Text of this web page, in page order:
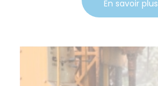
En savoir plus